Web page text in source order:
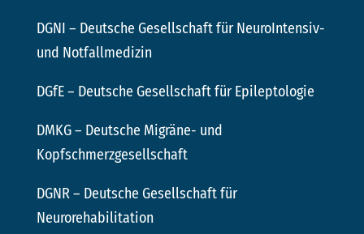
DGNI – Deutsche Gesellschaft für NeuroIntensiv-
und Notfallmedizin
DGfE– Deutsche Gesellschaft für Epileptologie
DMKG– Deutsche Migräne- und
Kopfschmerzgesellschaft
DGNR– Deutsche Gesellschaft für
Neurorehabilitation